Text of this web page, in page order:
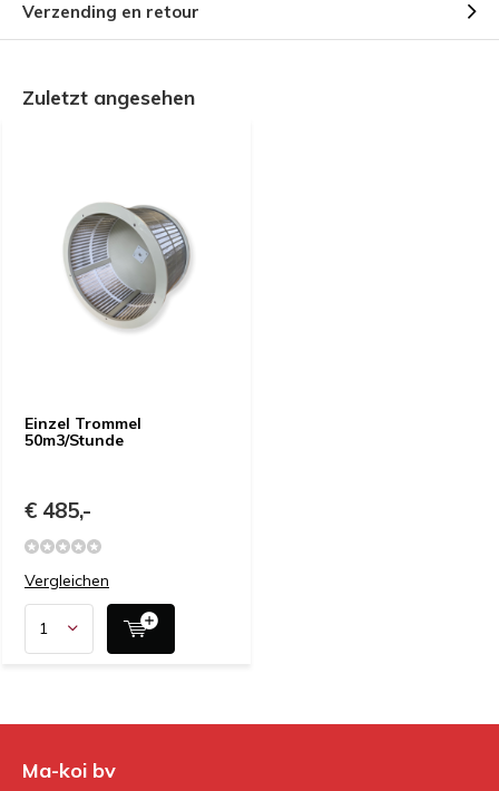
Verzending en retour
Zuletzt angesehen
Einzel Trommel
50m3/Stunde
€ 485,-
Vergleichen
Ma-koi bv